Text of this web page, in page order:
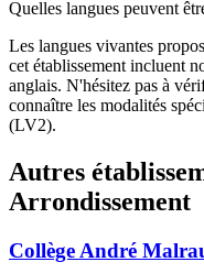
Quelles langues peuvent
Les langues vivantes
cet établissement incluent
anglais. N'hésitez pas à
connaître les modalités
(LV2).
Autres
Arrondissement
Collège André